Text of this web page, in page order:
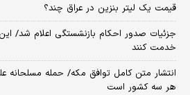
قیمت یک لیتر بنزین در عراق چند؟
خدمت کنند
انتشار متن کامل توافق مکه/ حمله مسلحانه
هر سه کشور است